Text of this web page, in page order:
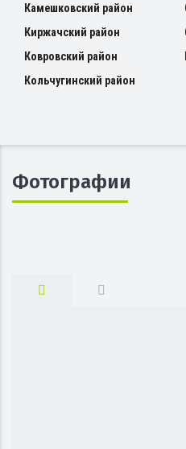
Камешковский район
Киржачский район
Ковровский район
Кольчугинский район
Фотографии